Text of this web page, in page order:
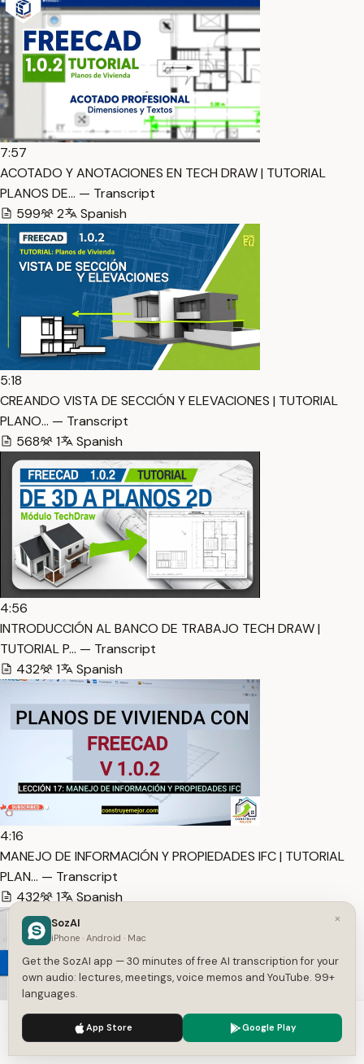
7:57
ACOTADO Y ANOTACIONES EN TECH DRAW | TUTORIAL
PLANOS DE… — Transcript
599
2 Spanish
5:18
CREANDO VISTA DE SECCIÓN Y ELEVACIONES | TUTORIAL
PLANO… — Transcript
568
1 Spanish
4:56
INTRODUCCIÓN AL BANCO DE TRABAJO TECH DRAW |
TUTORIAL P… — Transcript
432
1 Spanish
4:16
MANEJO DE INFORMACIÓN Y PROPIEDADES IFC | TUTORIAL
PLAN… — Transcript
432
1 Spanish
We use cookies to enhance your experience.
×
SozAI
iPhone · Android · Mac
Get the SozAI app — 30 minutes of free AI transcription for your
own audio: lectures, meetings, voice memos and YouTube. 99+
languages.
App Store Google Play